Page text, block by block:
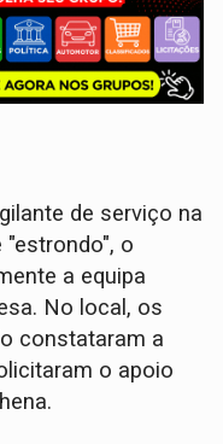
de serviço na
o
a equipa
No local, os
constataram a
o apoio